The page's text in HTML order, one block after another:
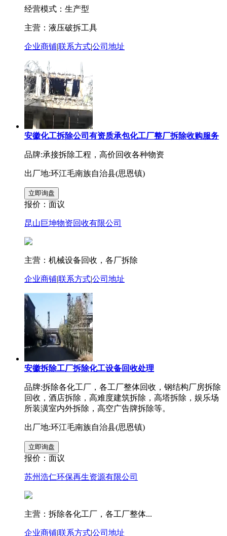
经营模式：生产型
主营：液压破拆工具
企业商铺|联系方式|公司地址
安徽化工拆除公司有资质承包化工厂整厂拆除收购服务
品牌:承接拆除工程，高价回收各种物资
出厂地:环江毛南族自治县(思恩镇)
报价： 面议
昆山巨坤物资回收有限公司
主营：机械设备回收，各厂拆除
企业商铺|联系方式|公司地址
安徽拆除工厂拆除化工设备回收处理
品牌:拆除各化工厂，各工厂整体回收，钢结构厂房拆除
回收，酒店拆除，高难度建筑拆除，高塔拆除，娱乐场
所装潢室内外拆除，高空广告牌拆除等。
出厂地:环江毛南族自治县(思恩镇)
报价： 面议
苏州浩仁环保再生资源有限公司
主营：拆除各化工厂，各工厂整体...
企业商铺|联系方式|公司地址